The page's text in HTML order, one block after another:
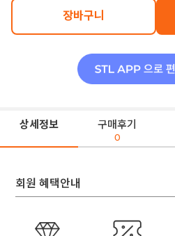
장바구니
상세정보 구매후기
0
회원 혜택안내